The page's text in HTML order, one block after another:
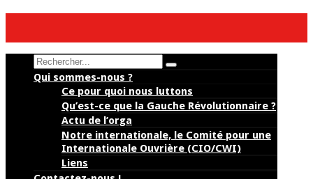
Search
Qui sommes-nous ?
Ce pour quoi nous luttons
Qu’est-ce que la Gauche Révolutionnaire ?
Actu de l’orga
Notre internationale, le Comité pour une
Internationale Ouvrière (CIO/CWI)
Liens